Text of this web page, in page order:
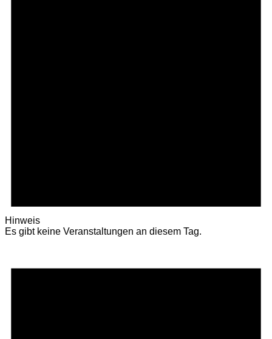
Hinweis
Es gibt keine Veranstaltungen an diesem Tag.